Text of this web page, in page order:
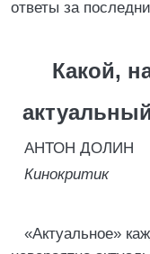
ответы за
Какой,
АНТОН ДОЛИН
Кинокритик
«Актуальное»